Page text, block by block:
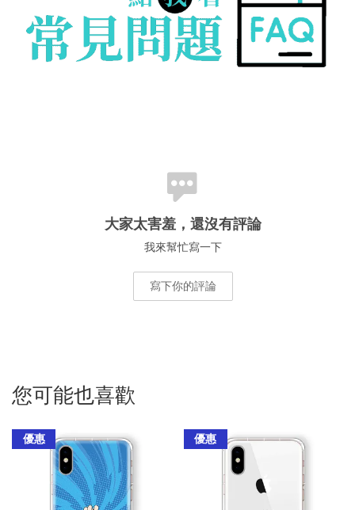
大家太害羞，還沒有評論
我來幫忙寫一下
寫下你的評論
您可能也喜歡
優惠 優惠